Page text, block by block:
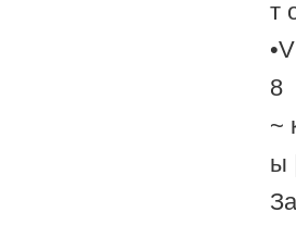
т
•V
8
~
ы